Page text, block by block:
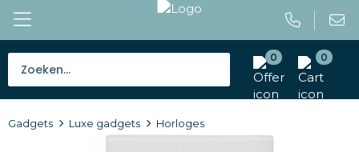
0 0
Tassen
Gadgets Luxe gadgets Horloges